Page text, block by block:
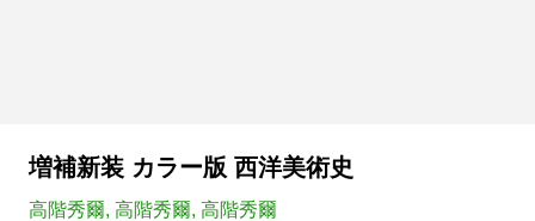
増補新装 カラー版 西洋美術史
高階秀爾, 高階秀爾, 高階秀爾